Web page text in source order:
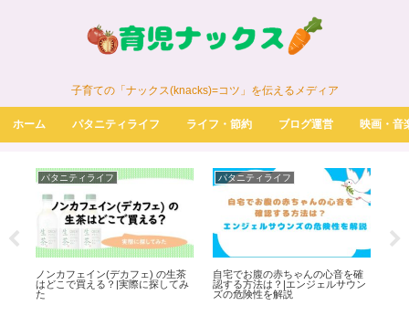
子育ての「ナックス(knacks)=コツ」を伝えるメディア
ホーム パタニティライフ ライフ・節約 ブログ運営 映画・音
パタニティライフ
ノンカフェイン(デカフェ) の生茶
はどこで買える？|実際に探してみ
た
パタニティライフ
自宅でお腹の赤ちゃんの心音を確
認する方法は？|エンジェルサウン
ズの危険性を解説